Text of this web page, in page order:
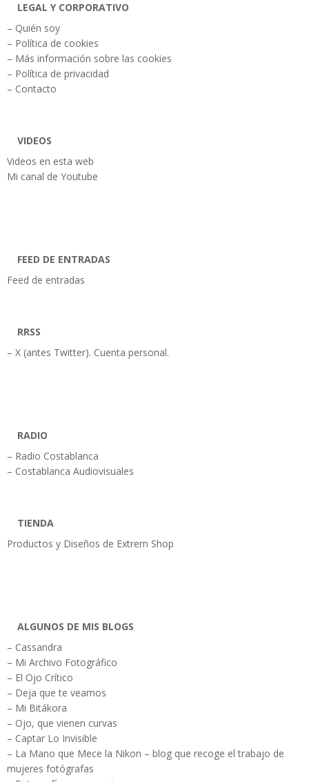
LEGAL Y CORPORATIVO
– Quién soy
– Política de cookies
– Más información sobre las cookies
– Política de privacidad
– Contacto
VIDEOS
Videos en esta web
Mi canal de Youtube
FEED DE ENTRADAS
Feed de entradas
RRSS
– X (antes Twitter). Cuenta personal.
RADIO
– Radio Costablanca
– Costablanca Audiovisuales
TIENDA
Productos y Diseños de Extrem Shop
ALGUNOS DE MIS BLOGS
– Cassandra
– Mi Archivo Fotográfico
– El Ojo Crítico
– Deja que te veamos
– Mi Bitákora
– Ojo, que vienen curvas
– Captar Lo Invisible
– La Mano que Mece la Nikon – blog que recoge el trabajo de
mujeres fotógrafas